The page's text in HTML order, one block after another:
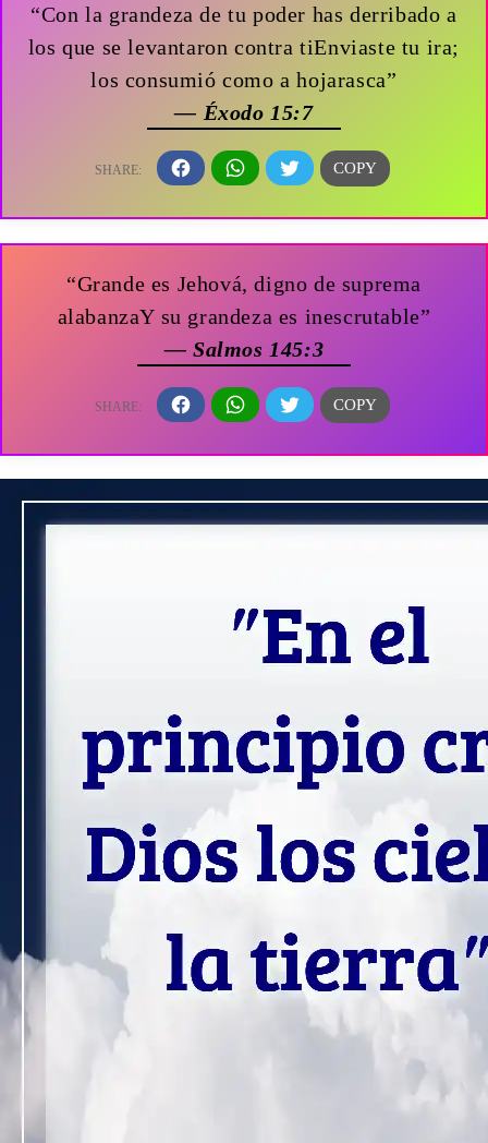
“Con la grandeza de tu poder has derribado a
los que se levantaron contra tiEnviaste tu ira;
los consumió como a hojarasca”
— Éxodo 15:7
“Grande es Jehová, digno de suprema
alabanzaY su grandeza es inescrutable”
— Salmos 145:3